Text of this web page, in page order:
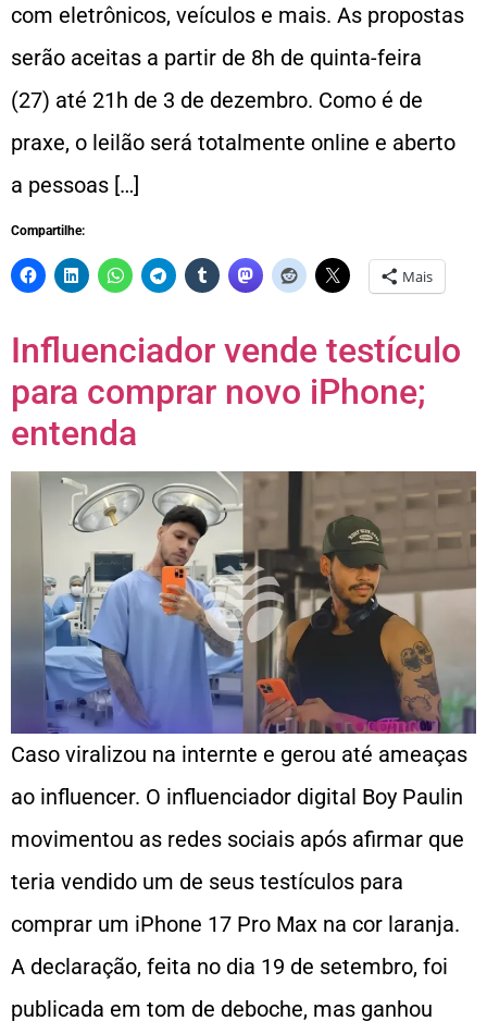
com eletrônicos, veículos e mais. As propostas
serão aceitas a partir de 8h de quinta-feira
(27) até 21h de 3 de dezembro. Como é de
praxe, o leilão será totalmente online e aberto
a pessoas […]
Compartilhe:
Mais
Influenciador vende testículo
para comprar novo iPhone;
entenda
Caso viralizou na internte e gerou até ameaças
ao influencer. O influenciador digital Boy Paulin
movimentou as redes sociais após afirmar que
teria vendido um de seus testículos para
comprar um iPhone 17 Pro Max na cor laranja.
A declaração, feita no dia 19 de setembro, foi
publicada em tom de deboche, mas ganhou